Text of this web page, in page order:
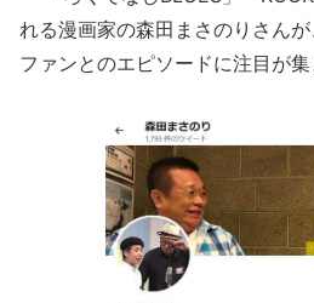
れる漫画家の森田まさのりさん
ファンとのエピソードに注目が集